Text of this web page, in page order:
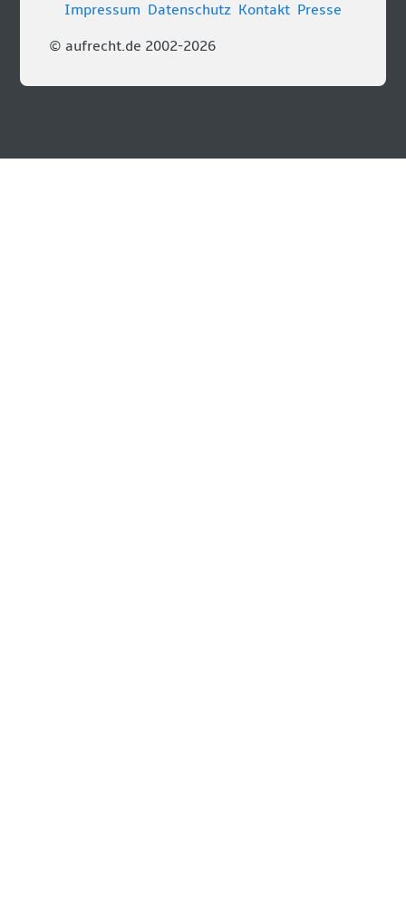
© aufrecht.de 2002-2026
Impressum Datenschutz Kontakt Presse